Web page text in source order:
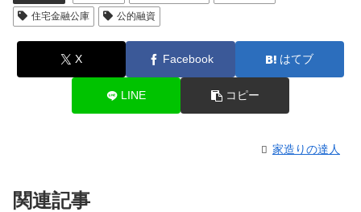
住宅金融公庫
公的融資
X Facebook はてブ
LINE コピー
家造りの達人
関連記事